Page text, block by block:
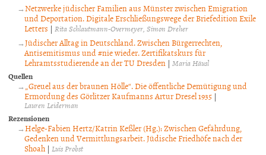
Netzwerke jüdischer Familien aus Münster zwischen Emigration
und Deportation. Digitale Erschließungswege der Briefedition Exile
Letters | Rita Schlautmann-Overmeyer Simon Dreher
Jüdischer Alltag in Deutschland. Zwischen Bürgerrechten,
Antisemitismus und #nie wieder. Zertifikatskurs für
Lehramtsstudierende an der TU Dresden | Maria Häusl
Quellen
„Greuel aus der braunen Hölle“. Die öffentliche Demütigung und
Ermordung des Görlitzer Kaufmanns Artur Dresel 1935 |
Lauren Leiderman
Rezensionen
Helge-Fabien Hertz/Katrin Keßler (Hg.): Zwischen Gefährdung,
Gedenken und Vermittlungsarbeit. Jüdische Friedhöfe nach der
Shoah | Luis Probst